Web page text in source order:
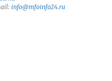
info@mfoinfo24.ru